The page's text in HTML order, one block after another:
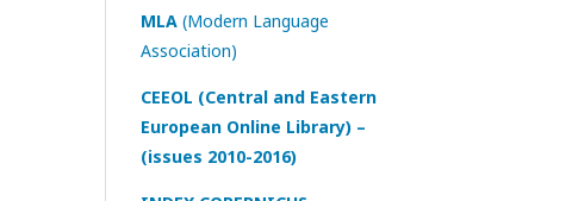
MLA (Modern Language
Association)
CEEOL (Central and Eastern
European Online Library) –
(issues 2010-2016)